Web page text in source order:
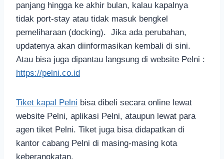
panjang hingga ke akhir bulan, kalau kapalnya
tidak port-stay atau tidak masuk bengkel
pemeliharaan (docking). Jika ada perubahan,
updatenya akan diinformasikan kembali di sini.
Atau bisa juga dipantau langsung di website Pelni :
https://pelni.co.id
Tiket kapal Pelni bisa dibeli secara online lewat
website Pelni, aplikasi Pelni, ataupun lewat para
agen tiket Pelni. Tiket juga bisa didapatkan di
kantor cabang Pelni di masing-masing kota
keberangkatan.